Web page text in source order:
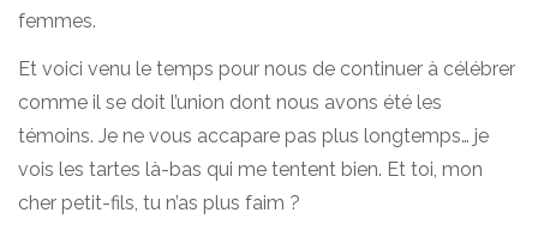
femmes.
Et voici venu le temps pour nous de continuer à célébrer
comme il se doit l’union dont nous avons été les
témoins. Je ne vous accapare pas plus longtemps… je
vois les tartes là-bas qui me tentent bien. Et toi, mon
cher petit-fils, tu n’as plus faim ?